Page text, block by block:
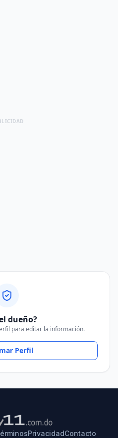
dueño?
para editar la información.
Perfil
PrivacidadContacto